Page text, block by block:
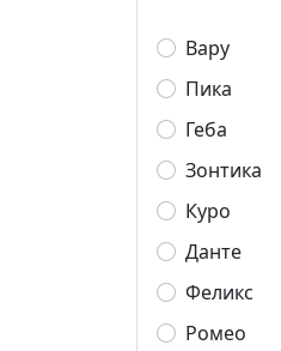
Вару
Пика
Геба
Зонтика
Куро
Данте
Феликс
Ромео